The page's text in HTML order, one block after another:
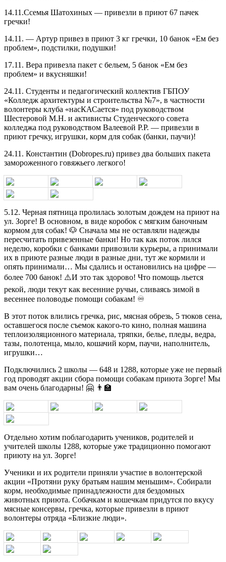
14.11.Ссемья Шатохиных — привезли в приют 67 пачек
гречки!
14.11. — Артур привез в приют 3 кг гречки, 10 банок «Ем без
проблем», подстилки, подушки!
17.11. Вера привезла пакет с бельем, 5 банок «Ем без
проблем» и вкусняшки!
24.11. Студенты и педагогический коллектив ГБПОУ
«Колледж архитектуры и строительства №7», в частности
волонтеры клуба «насКАСается» под руководством
Шестеровой М.Н. и активисты Студенческого совета
колледжа под руководством Валеевой Р.Р. — привезли в
приют гречку, игрушки, корм для собак (банки, паучи)!
24.11. Константин (Dobropes.ru) привез два больших пакета
замороженного говяжьего легкого!
5.12. Черная пятница пролилась золотым дождем на приют на
ул. Зорге! В основном, в виде коробок с мягким баночным
кормом для собак! 🐶 Сначала мы не оставляли надежды
пересчитать привезенные банки! Но так как поток лился
неделю, коробки с банками привозили курьеры, а принимали
их в приюте разные люди в разные дни, тут же кормили и
опять принимали… Мы сдались и остановились на цифре —
более 700 банок! ⚠️И это так здорово! Что помощь льется
рекой, люди текут как весенние ручьи, сливаясь зимой в
весеннее половодье помощи собакам! ♾
В этот поток влились гречка, рис, мясная обрезь, 5 тюков сена,
оставшегося после съемок какого-то кино, полная машина
теплоизоляционного материала, тряпки, белье, пледы, ведра,
тазы, полотенца, мыло, кошачий корм, паучи, наполнитель,
игрушки…
Подключились 2 школы — 648 и 1288, которые уже не первый
год проводят акции сбора помощи собакам приюта Зорге! Мы
вам очень благодарны! 🤗 👨‍🏫
Отдельно хотим поблагодарить учеников, родителей и
учителей школы 1288, которые уже традиционно помогают
приюту на ул. Зорге!
Ученики и их родители приняли участие в волонтерской
акции «Протяни руку братьям нашим меньшим». Собирали
корм, необходимые принадлежности для бездомных
животных приюта. Собачкам и кошечкам придутся по вкусу
мясные консервы, гречка, которые привезли в приют
волонтеры отряда «Близкие люди».